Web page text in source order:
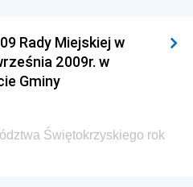
Inwestycji i Rozwoju
Dyrektora Archiwów
Finansów, Inwestycji i
Rady Miejskiej w
2009r. w
Gminy
Świętokrzyskiego rok